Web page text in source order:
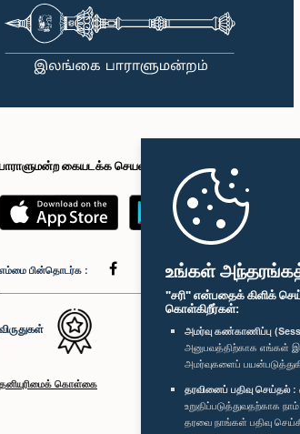
உங்கள்
"சரி" என்பதைக் கிளிக்
கொள்கிறீர்கள்:
அமர்வு கண்காணிப்பு
அனுபவத்திற்காக
அமர்வுகளைப்
தரவினைப் பதிவு செய்தல் :
உறுதிப்படுத்துவதற்காக
தரவை நாங்கள் பதிவு
பாராளுமன்ற கையடக்க செயலி
எம்மை பின்தொடர்க :
விருதுகள்
தனியுரிமைக் கொள்கை